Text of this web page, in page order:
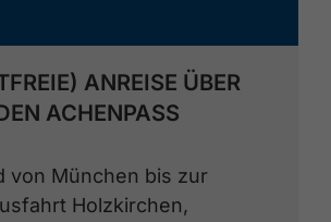
ANREISE ÜBER
ACHENPASS
von München bis zur
Holzkirchen,